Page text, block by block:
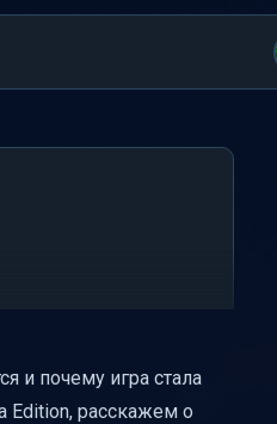
и почему игра стала
Edition, расскажем о